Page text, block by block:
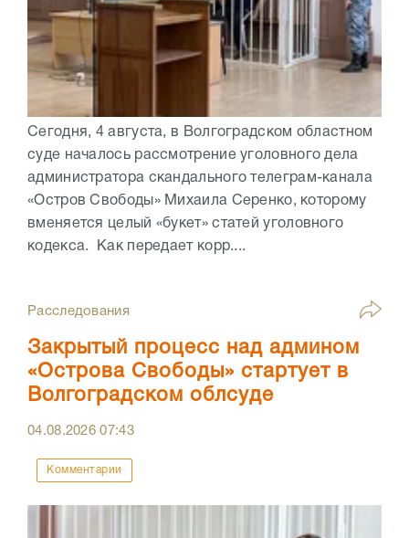
Сегодня, 4 августа, в Волгоградском областном
суде началось рассмотрение уголовного дела
администратора скандального телеграм-канала
«Остров Свободы» Михаила Серенко, которому
вменяется целый «букет» статей уголовного
кодекса. Как передает корр....
Расследования
Закрытый процесс над админом
«Острова Свободы» стартует в
Волгоградском облсуде
04.08.202607:43
Комментарии